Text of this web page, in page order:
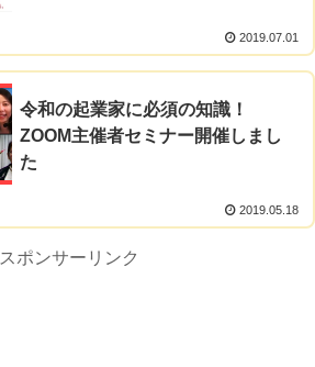
2019.07.01
令和の起業家に必須の知識！
ZOOM主催者セミナー開催しまし
た
2019.05.18
スポンサーリンク